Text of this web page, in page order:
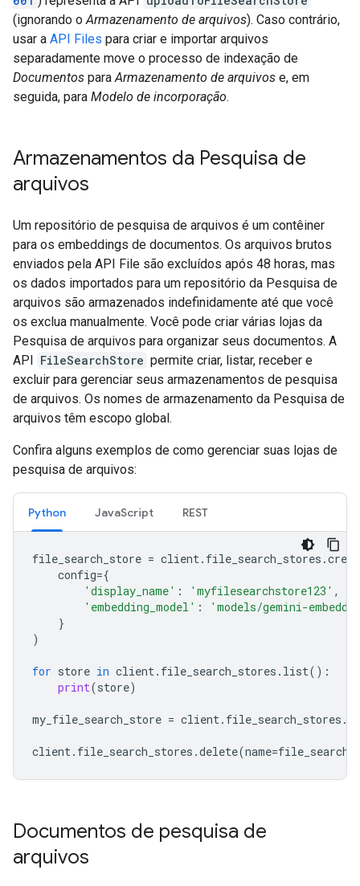
(ignorando oArmazenamento de arquivos). Caso contrário,
usar a API Files para criar e importar arquivos
separadamente move o processo de indexação de
Documentos paraArmazenamento de arquivos e, em
seguida, para Modelo de incorporação.
Armazenamentos da Pesquisa de
arquivos
Um repositório de pesquisa de arquivos é um contêiner
para os embeddings de documentos. Os arquivos brutos
enviados pela API File são excluídos após 48 horas, mas
os dados importados para um repositório da Pesquisa de
arquivos são armazenados indefinidamente até que você
os exclua manualmente. Você pode criar várias lojas da
Pesquisa de arquivos para organizar seus documentos. A
API FileSearchStore permite criar, listar, receber e
excluir para gerenciar seus armazenamentos de pesquisa
de arquivos. Os nomes de armazenamento da Pesquisa de
arquivos têm escopo global.
Confira alguns exemplos de como gerenciar suas lojas de
pesquisa de arquivos:
Python JavaScript REST
file_search_store = client. file_search_stores .
config={
'display_name' : 'myfilesearchstore123' ,
'embedding_model' :
'models/gemini-
}
)
for store in client. file_search_stores . list():
print(store)
my_file_search_store = client. file_search_stores .
client. file_search_stores .delete(name=
Documentos de pesquisa de
arquivos